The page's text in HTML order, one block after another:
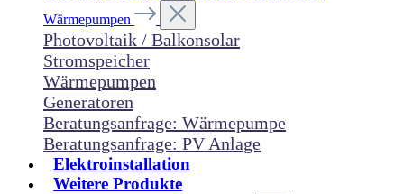
Wärmepumpen
Photovoltaik / Balkonsolar
Stromspeicher
Wärmepumpen
Generatoren
Beratungsanfrage: Wärmepumpe
Beratungsanfrage: PV Anlage
Elektroinstallation
Weitere Produkte